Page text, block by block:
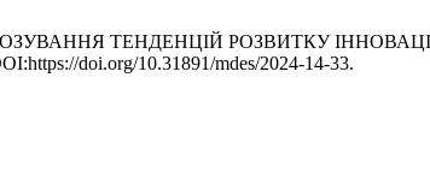
ТЕНДЕНЦІЙ РОЗВИТКУ
doi.org/10.31891/mdes/2024-14-33.